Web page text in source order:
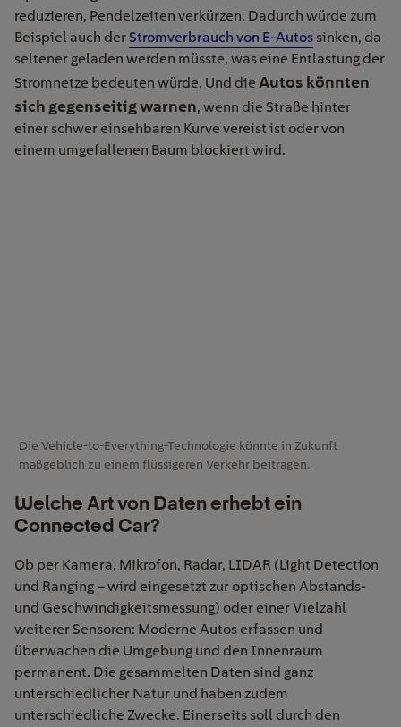
reduzieren, Pendelzeiten verkürzen. Dadurch würde zum
Beispiel auch der Stromverbrauch von E-Autos sinken, da
seltener geladen werden müsste, was eine Entlastung der
Stromnetze bedeuten würde. Und die Autos könnten
sich gegenseitig warnen, wenn die Straße hinter
einer schwer einsehbaren Kurve vereist ist oder von
einem umgefallenen Baum blockiert wird.
Die Vehicle-to-Everything-Technologie könnte in Zukunft
maßgeblich zu einem flüssigeren Verkehr beitragen.
Welche Art von Daten erhebt ein
Connected Car?
Ob per Kamera, Mikrofon, Radar, LIDAR (Light Detection
und Ranging – wird eingesetzt zur optischen Abstands-
und Geschwindigkeitsmessung) oder einer Vielzahl
weiterer Sensoren: Moderne Autos erfassen und
überwachen die Umgebung und den Innenraum
permanent. Die gesammelten Daten sind ganz
unterschiedlicher Natur und haben zudem
unterschiedliche Zwecke. Einerseits soll durch den